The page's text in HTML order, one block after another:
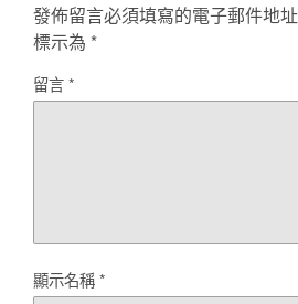
發佈留言必須填寫的電子郵件地
標示為 *
留言*
顯示名稱*